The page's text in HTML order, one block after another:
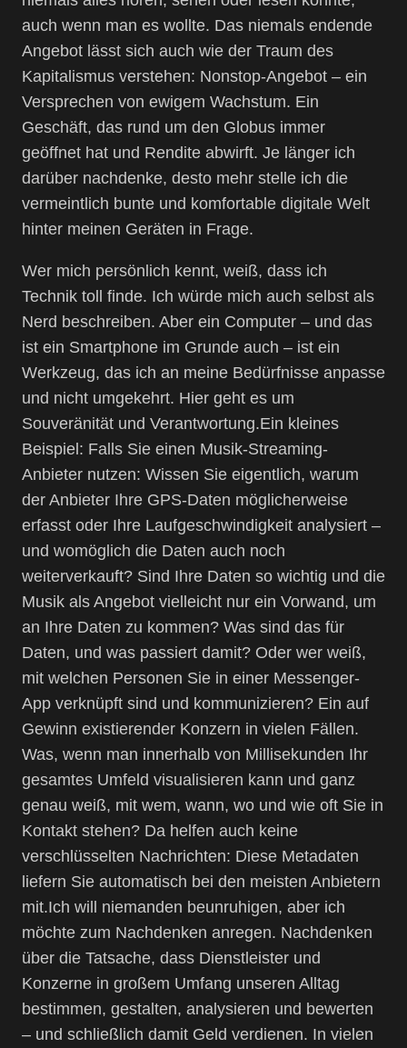
auch wenn man es wollte. Das niemals endende
Angebot lässt sich auch wie der Traum des
Kapitalismus verstehen: Nonstop-Angebot – ein
Versprechen von ewigem Wachstum. Ein
Geschäft, das rund um den Globus immer
geöffnet hat und Rendite abwirft. Je länger ich
darüber nachdenke, desto mehr stelle ich die
vermeintlich bunte und komfortable digitale Welt
hinter meinen Geräten in Frage.
Wer mich persönlich kennt, weiß, dass ich
Technik toll finde. Ich würde mich auch selbst als
Nerd beschreiben. Aber ein Computer – und das
ist ein Smartphone im Grunde auch – ist ein
Werkzeug, das ich an meine Bedürfnisse anpasse
und nicht umgekehrt. Hier geht es um
Souveränität und Verantwortung.Ein kleines
Beispiel: Falls Sie einen Musik-Streaming-
Anbieter nutzen: Wissen Sie eigentlich, warum
der Anbieter Ihre GPS-Daten möglicherweise
erfasst oder Ihre Laufgeschwindigkeit analysiert –
und womöglich die Daten auch noch
weiterverkauft? Sind Ihre Daten so wichtig und die
Musik als Angebot vielleicht nur ein Vorwand, um
an Ihre Daten zu kommen? Was sind das für
Daten, und was passiert damit? Oder wer weiß,
mit welchen Personen Sie in einer Messenger-
App verknüpft sind und kommunizieren? Ein auf
Gewinn existierender Konzern in vielen Fällen.
Was, wenn man innerhalb von Millisekunden Ihr
gesamtes Umfeld visualisieren kann und ganz
genau weiß, mit wem, wann, wo und wie oft Sie in
Kontakt stehen? Da helfen auch keine
verschlüsselten Nachrichten: Diese Metadaten
liefern Sie automatisch bei den meisten Anbietern
mit.Ich will niemanden beunruhigen, aber ich
möchte zum Nachdenken anregen. Nachdenken
über die Tatsache, dass Dienstleister und
Konzerne in großem Umfang unseren Alltag
bestimmen, gestalten, analysieren und bewerten
– und schließlich damit Geld verdienen. In vielen